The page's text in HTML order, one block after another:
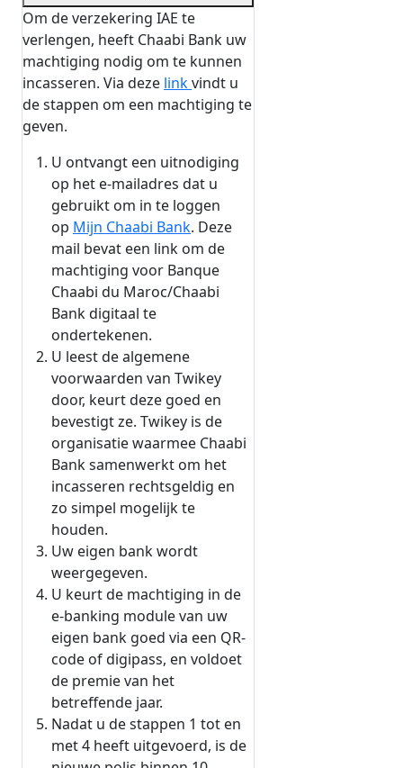
Om de verzekering IAE te
verlengen, heeft Chaabi Bank uw
machtiging nodig om te kunnen
incasseren. Via deze linkvindt u
de stappen om een machtiging te
geven.
U ontvangt een uitnodiging
op het e-mailadres dat u
gebruikt om in te loggen
op Mijn Chaabi Bank. Deze
mail bevat een link om de
machtiging voor Banque
Chaabi du Maroc/Chaabi
Bank digitaal te
ondertekenen.
U leest de algemene
voorwaarden van Twikey
door, keurt deze goed en
bevestigt ze. Twikey is de
organisatie waarmee Chaabi
Bank samenwerkt om het
incasseren rechtsgeldig en
zo simpel mogelijk te
houden.
Uw eigen bank wordt
weergegeven.
U keurt de machtiging in de
e-banking module van uw
eigen bank goed via een QR-
code of digipass, en voldoet
de premie van het
betreffende jaar.
Nadat u de stappen 1 tot en
met 4 heeft uitgevoerd, is de